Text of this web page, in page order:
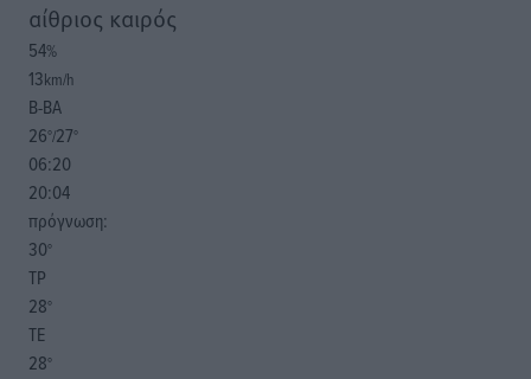
αίθριος καιρός
54%
13km/h
Β-ΒΑ
26°/27°
06:20
20:04
πρόγνωση:
30°
ΤΡ
28°
ΤΕ
28°